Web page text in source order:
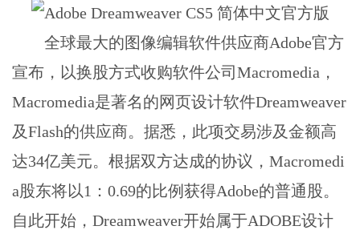
全球最大的图像编辑软件供应商Adobe官方
宣布，以换股方式收购软件公司Macromedia，
Macromedia是著名的网页设计软件Dreamweaver
及Flash的供应商。据悉，此项交易涉及金额高
达34亿美元。根据双方达成的协议，Macromedi
a股东将以1：0.69的比例获得Adobe的普通股。
自此开始，Dreamweaver开始属于ADOBE设计